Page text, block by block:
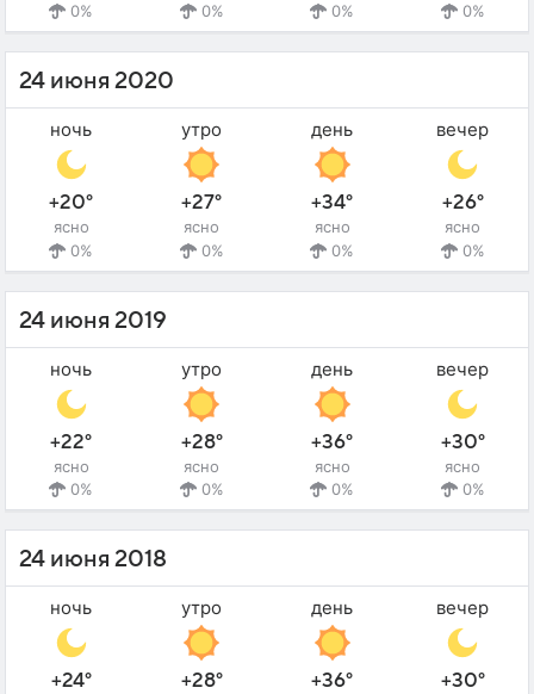
0%
0%
0%
0%
24 июня 2020
ночь
+20°
ясно
0%
утро
+27°
ясно
0%
день
+34°
ясно
0%
вечер
+26°
ясно
0%
24 июня 2019
ночь
+22°
ясно
0%
утро
+28°
ясно
0%
день
+36°
ясно
0%
вечер
+30°
ясно
0%
24 июня 2018
ночь
+24°
утро
+28°
день
+36°
вечер
+30°